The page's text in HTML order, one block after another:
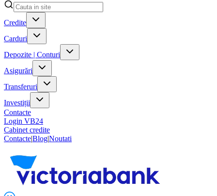
Credite
Carduri
Depozite | Conturi
Asigurări
Transferuri
Investiții
Contacte
Login VB24
Cabinet credite
Contacte|Blog|Noutati